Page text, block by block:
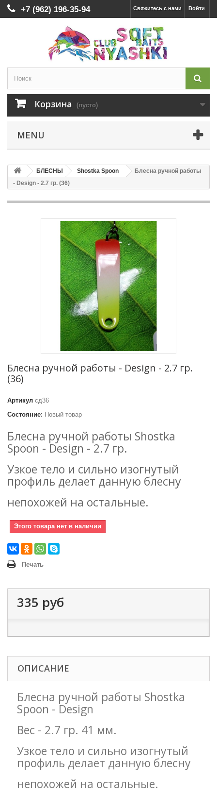
Войти
Свяжитесь с нами
+7 (962) 196-35-94
Корзина (пусто)
MENU
БЛЕСНЫ Shostka Spoon
Блесна ручной работы
- Design - 2.7 гр. (36)
Блесна ручной работы - Design - 2.7 гр.
(36)
Артикул сд36
Состояние: Новый товар
Блесна ручной работы Shostka
Spoon - Design - 2.7 гр.
Узкое тело и сильно изогнутый
профиль делает данную блесну
непохожей на остальные.
Этого товара нет в наличии
Печать
335 руб
ОПИСАНИЕ
Блесна ручной работы Shostka
Spoon - Design
Вес - 2.7 гр. 41 мм.
Узкое тело и сильно изогнутый
профиль делает данную блесну
непохожей на остальные.